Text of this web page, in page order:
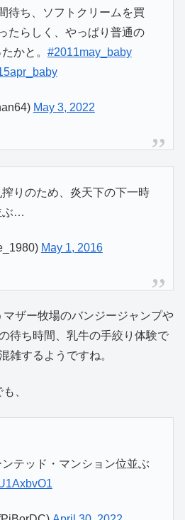
待ち、ソフトクリームを買
たらしく、やっぱり普通の
かと。 #2011may_baby
May 3, 2022
りのため、炎天下の下一時
ぶ…
May 1, 2016
ザー牧場のバンジージャンプや
待ち時間、乳牛の手絞り体験で
雑するようですね。
、
テッド・マンション位並ぶ